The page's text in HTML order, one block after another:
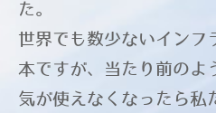
た。
世界でも数少ないインフ
本ですが、当たり前のよ
気が使えなくなったら私